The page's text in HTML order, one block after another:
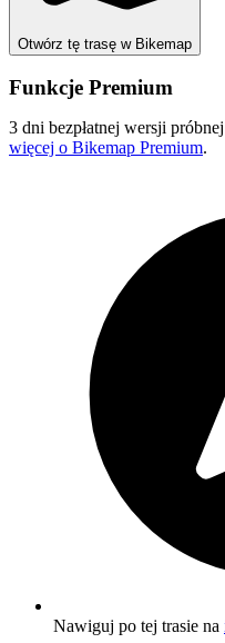
Otwórz tę trasę w Bikemap
Funkcje Premium
3 dni bezpłatnej wersji
więcej o Bikemap Premium.
Nawiguj po tej trasie na